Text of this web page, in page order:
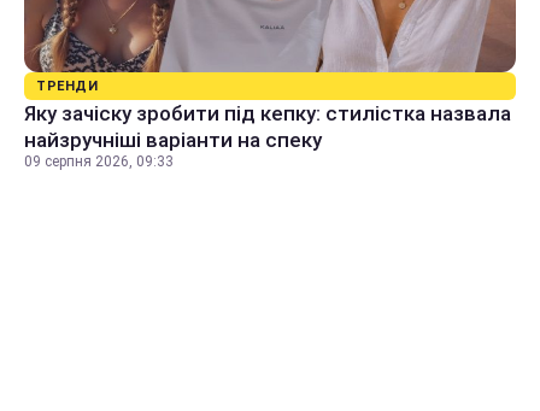
ТРЕНДИ
Яку зачіску зробити під кепку: стилістка назвала
найзручніші варіанти на спеку
09 серпня 2026, 09:33